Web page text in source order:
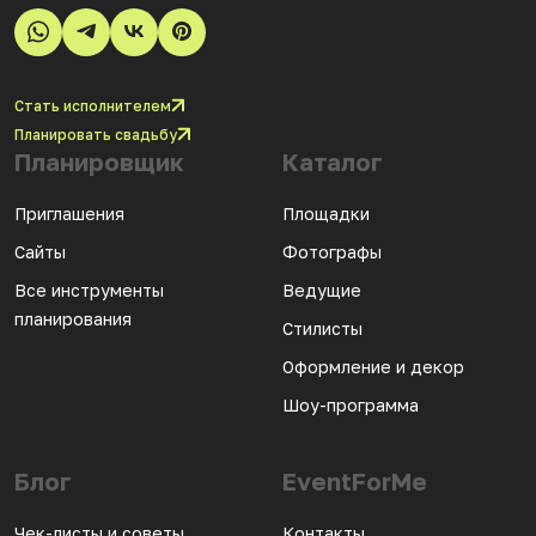
Стать исполнителем
Планировать свадьбу
Планировщик
Приглашения
Сайты
Все инструменты
планирования
Каталог
Площадки
Фотографы
Ведущие
Стилисты
Оформление и декор
Шоу-программа
Блог EventForMe